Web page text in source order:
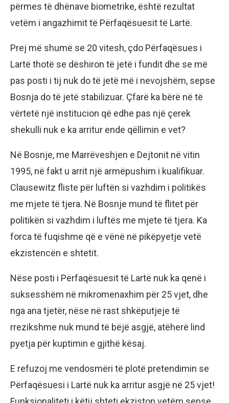
përmes të dhënave biometrike, është rezultat
vetëm i angazhimit të Përfaqësuesit të Lartë.
Prej më shumë se 20 vitesh, çdo Përfaqësues i
Lartë thotë se dëshiron të jetë i fundit dhe se më
pas posti i tij nuk do të jetë më i nevojshëm, sepse
Bosnja do të jetë stabilizuar. Çfarë ka bërë në të
vërtetë një institucion që edhe pas një çerek
shekulli nuk e ka arritur ende qëllimin e vet?
Në Bosnje, me Marrëveshjen e Dejtonit në vitin
1995, në fakt u arrit një armëpushim i kualifikuar.
Clausewitz fliste për luftën si vazhdim i politikës
me mjete të tjera. Në Bosnje mund të flitet për
politikën si vazhdim i luftës me mjete të tjera. Ka
forca të fuqishme që e vënë në pikëpyetje vetë
ekzistencën e shtetit.
Nëse posti i Përfaqësuesit të Lartë nuk ka qenë i
suksesshëm në mikromenaxhim për 25 vjet, dhe
nga ana tjetër, nëse në rast shkëputjeje të
rrezikshme nuk mund të bëjë asgjë, atëherë lind
pyetja për kuptimin e gjithë kësaj.
E refuzoj me vendosmëri të plotë pretendimin se
Përfaqësuesi i Lartë nuk ka arritur asgjë në 25 vjet!